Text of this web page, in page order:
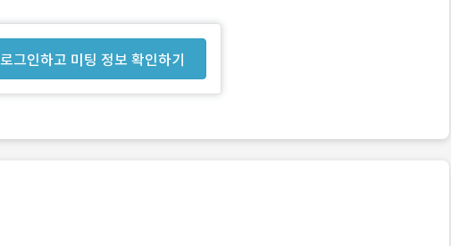
로그인하고 미팅 정보 확인하기